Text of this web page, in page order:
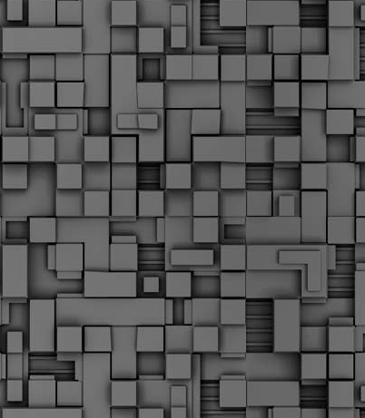
οριστικά τις
των
παρά τις
ΑΔΕΔΥ και ενός
Χριστουγέννων,
μισθός) στους
μια μακρά
περικοπές.
αποτελεσμάτων –
εγκύκλιο του Υπ.
εργασίας
της επαναφοράς